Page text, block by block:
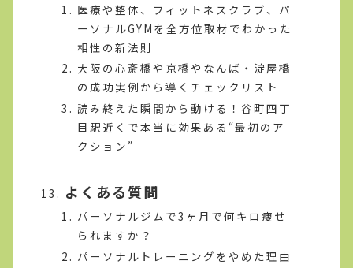
医療や整体、フィットネスクラブ、パ
ーソナルGYMを全方位取材でわかった
相性の新法則
大阪の心斎橋や京橋やなんば・淀屋橋
の成功実例から導くチェックリスト
読み終えた瞬間から動ける！谷町四丁
目駅近くで本当に効果ある“最初のア
クション”
よくある質問
パーソナルジムで3ヶ月で何キロ痩せ
られますか？
パーソナルトレーニングをやめた理由